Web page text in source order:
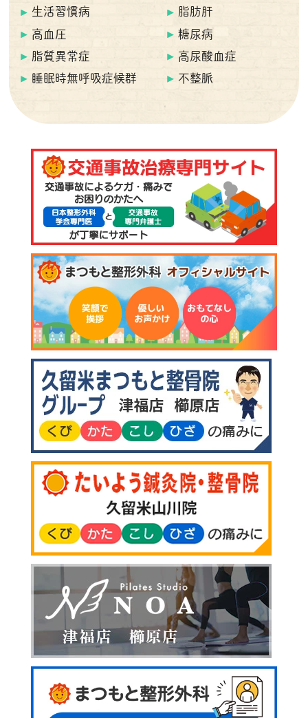
生活習慣病
脂肪肝
高血圧
糖尿病
脂質異常症
高尿酸血症
睡眠時無呼吸症候群
不整脈